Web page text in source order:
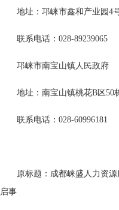
地址：邛崃市鑫和产业园4
联系电话：028-89239065
邛崃市南宝山镇人民政府
地址：南宝山镇桃花B区50
联系电话：028-60996181
原标题：成都崃盛人力资
启事